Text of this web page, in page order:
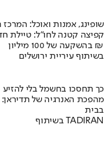
שופינג, אמנות ואוכל:
קפיצה קטנה לחו"ל: טיילת
בהשקעה של 100 מיליון ₪
בשיתוף עיריית ירושלים
כך תחסכו בחשמל בלי להזיע
מהפכת האנרגיה של
בבית
בשיתוף TADIRAN